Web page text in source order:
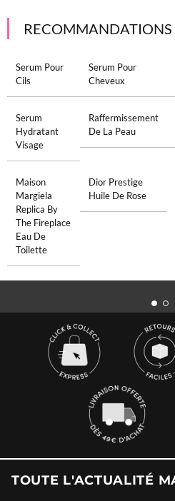
RECOMMANDATIONS
Serum Pour
Cils
Serum Pour
Cheveux
Serum
Hydratant
Visage
Raffermissement
De La Peau
Maison
Margiela
Replica By
The Fireplace
Eau De
Toilette
Dior Prestige
Huile De Rose
TOUTE L'ACTUALITÉ